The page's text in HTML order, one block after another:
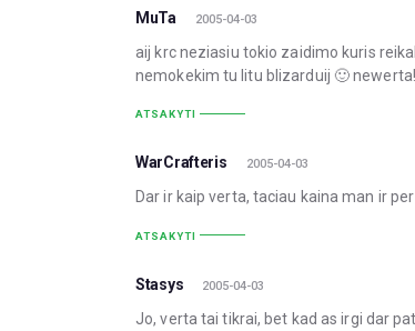
MuTa 2005-04-03
aij krc neziasiu tokio zaidimo kuris
nemokekim tu litu blizarduij 🙂
ATSAKYTI
WarCrafteris 2005-04-03
Dar ir kaip verta, taciau kaina man ir
ATSAKYTI
Stasys 2005-04-03
Jo, verta tai tikrai, bet kad as irgi dar